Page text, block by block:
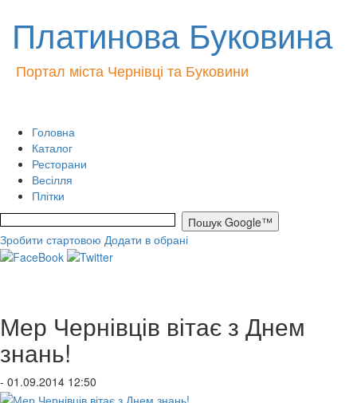
Платинова Буковина
Портал міста Чернівці та Буковини
Головна
Каталог
Ресторани
Весілля
Плітки
Зробити стартовою Додати в обрані
Мер Чернівців вітає з Днем
знань!
- 01.09.2014 12:50